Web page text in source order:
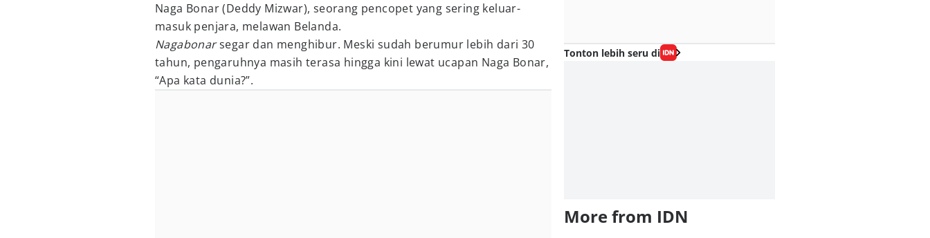
Naga Bonar (Deddy Mizwar), seorang pencopet yang sering keluar-
masuk penjara, melawan Belanda.
Nagabonarsegar dan menghibur. Meski sudah berumur lebih dari 30
tahun, pengaruhnya masih terasa hingga kini lewat ucapan Naga Bonar,
“Apa kata dunia?”.
Tonton lebih seru di
More from IDN